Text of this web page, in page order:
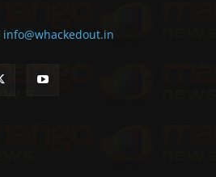
info@whackedout.in